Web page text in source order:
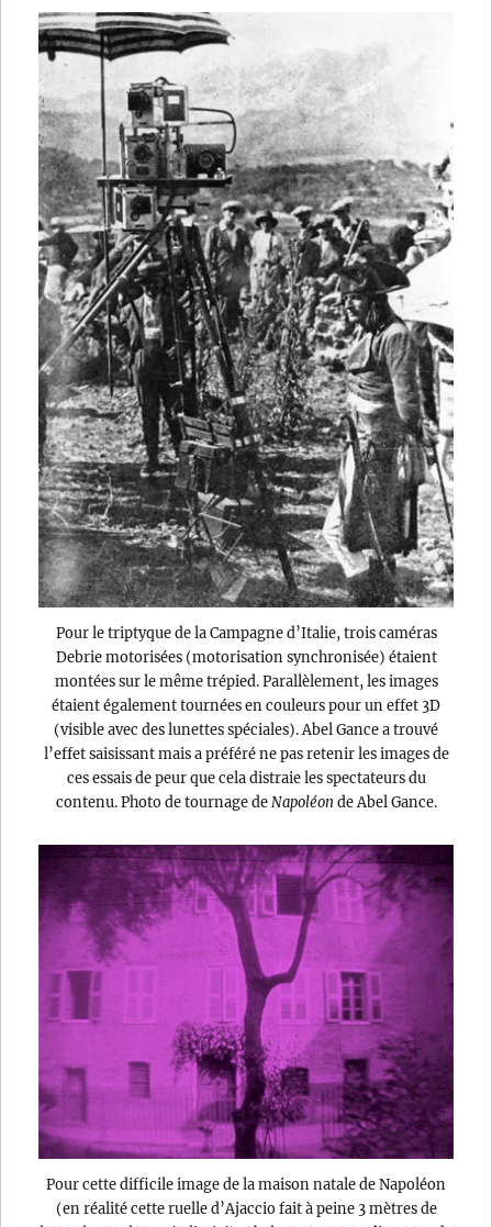
Pour le triptyque de la Campagne d’Italie, trois caméras
Debrie motorisées (motorisation synchronisée) étaient
montées sur le même trépied. Parallèlement, les images
étaient également tournées en couleurs pour un effet 3D
(visible avec des lunettes spéciales). Abel Gance a trouvé
l’effet saisissant mais a préféré ne pas retenir les images de
ces essais de peur que cela distraie les spectateurs du
contenu. Photo de tournage de Napoléon de Abel Gance.
Pour cette difficile image de la maison natale de Napoléon
(en réalité cette ruelle d’Ajaccio fait à peine 3 mètres de